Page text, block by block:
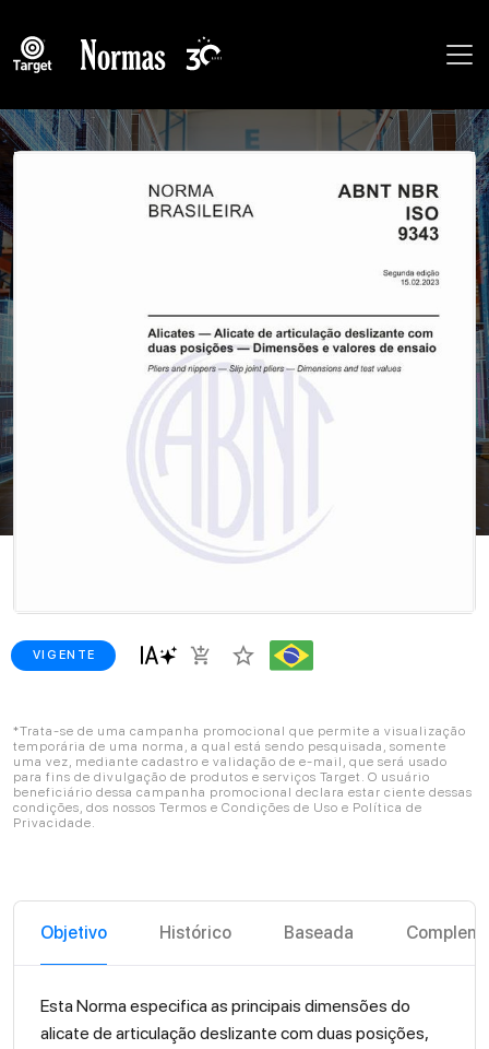
VIGENTE add_shopping_cart star_border
*Trata-se de uma campanha promocional que permite a visualização
temporária de uma norma, a qual está sendo pesquisada, somente
uma vez, mediante cadastro e validação de e-mail, que será usado
para fins de divulgação de produtos e serviços Target. O usuário
beneficiário dessa campanha promocional declara estar ciente dessas
condições, dos nossos Termos e Condições de Uso e Política de
Privacidade.
Objetivo Histórico Baseada
Esta Norma especifica as principais dimensões do
alicate de articulação deslizante com duas posições,